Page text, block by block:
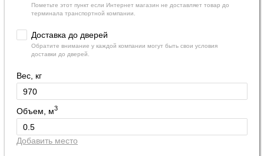
Пометьте этот пункт если Интернет магазин не доставляет товар до
терминала транспортной компании.
Доставка до дверей
Обратите внимание у каждой компании могут быть свои условия
доставки до дверей.
Вес, кг
Объем, м3
Добавить место